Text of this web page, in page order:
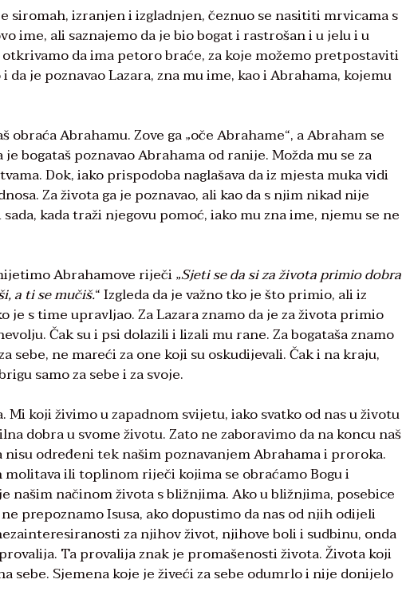
siromah, izranjen i izgladnjen, čeznuo se nasititi mrvicama s
ime, ali saznajemo da je bio bogat i rastrošan i u jelu i u
da ima petoro braće, za koje možemo pretpostaviti
je poznavao Lazara, zna mu ime, kao i Abrahama, kojemu
Abrahamu. Zove ga „oče Abrahame“, a Abraham se
bogataš poznavao Abrahama od ranije. Možda mu se za
Dok, iako prispodoba naglašava da iz mjesta muka vidi
Za života ga je poznavao, ali kao da s njim nikad nije
kada traži njegovu pomoć, iako mu zna ime, njemu se ne
Abrahamove riječi „Sjeti se da si za života primio dobra
a ti se mučiš.“ Izgleda da je važno tko je što primio, ali iz
je s time upravljao. Za Lazara znamo da je za života primio
Čak su i psi dolazili i lizali mu rane. Za bogataša znamo
ne mareći za one koji su oskudijevali. Čak i na kraju,
samo za sebe i za svoje.
koji živimo u zapadnom svijetu, iako svatko od nas u životu
dobra u svome životu. Zato ne zaboravimo da na koncu naš
određeni tek našim poznavanjem Abrahama i proroka.
ili toplinom riječi kojima se obraćamo Bogu i
našim načinom života s bližnjima. Ako u bližnjima, posebice
prepoznamo Isusa, ako dopustimo da nas od njih odijeli
za njihov život, njihove boli i sudbinu, onda
Ta provalija znak je promašenosti života. Života koji
sebe. Sjemena koje je živeći za sebe odumrlo i nije donijelo